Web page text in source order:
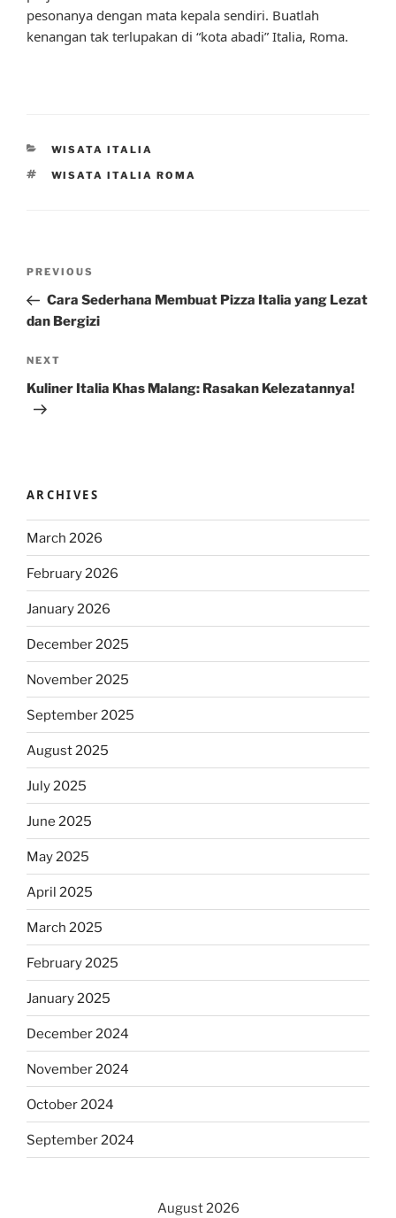
pesonanya dengan mata kepala sendiri. Buatlah
kenangan tak terlupakan di “kota abadi” Italia, Roma.
CATEGORIES
WISATA ITALIA
TAGS
WISATA ITALIA ROMA
Previous
Post
PREVIOUS
Cara Sederhana Membuat Pizza Italia yang Lezat
dan Bergizi
Next
Post
NEXT
Kuliner Italia Khas Malang: Rasakan Kelezatannya!
ARCHIVES
March 2026
February 2026
January 2026
December 2025
November 2025
September 2025
August 2025
July 2025
June 2025
May 2025
April 2025
March 2025
February 2025
January 2025
December 2024
November 2024
October 2024
September 2024
August 2026